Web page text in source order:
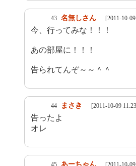
43 名無しさん [2011-10-
今、行ってみな！！！
あの部屋に！！！
告られてんぞ～～＾＾
44 まさき [2011-10-09
告ったよ
オレ
45 あーちゃん [2011-10-